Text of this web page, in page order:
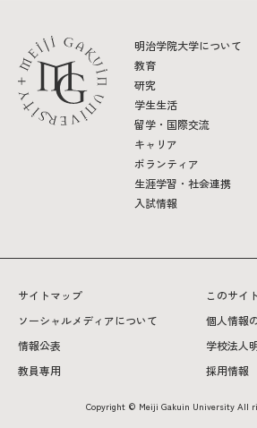
明治学院大学について
教育
研究
学生生活
留学・国際交流
キャリア
ボランティア
生涯学習・社会連携
入試情報
サイトマップ
このサイ
ソーシャルメディアについて
個人情報
情報公表
学校法人
教員専用
採用情報
Copyright © Meiji Gakuin University All